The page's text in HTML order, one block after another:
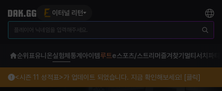
이터널 리턴
순위표유니온실험체 통계 아이템루트e스포츠/스트리머 즐겨찾기 멀티서치 파티
<시즌 11 성적표>가 업데이트 되었습니다. 지금 확인해보세요! [클릭]